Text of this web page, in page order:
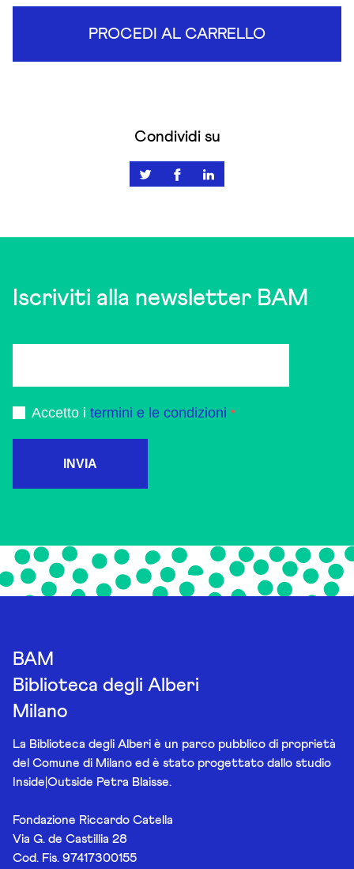
PROCEDI AL CARRELLO
Condividi su
Iscriviti alla newsletter BAM
Accetto i termini e le condizioni
INVIA
BAM
Biblioteca degli Alberi
Milano
La Biblioteca degli Alberi è un parco pubblico di proprietà
del Comune di Milano ed è stato progettato dallo studio
Inside|Outside Petra Blaisse.
Fondazione Riccardo Catella
Via G. de Castillia 28
Cod. Fis. 97417300155